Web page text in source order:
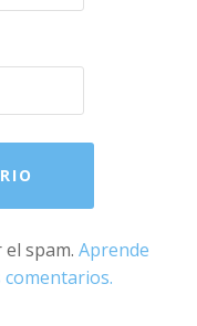
el spam.Aprende